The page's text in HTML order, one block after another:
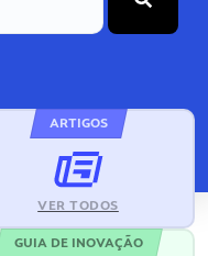
ARTIGOS
VER TODOS
GUIA DE INOVAÇÃO